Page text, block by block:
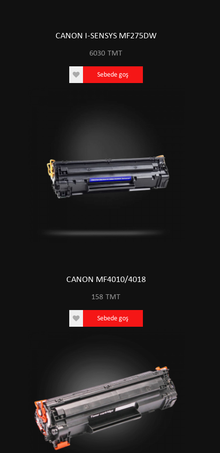
CANON I-SENSYS MF275DW
6030 TMT
Sebede goş
CANON MF4010/4018
158 TMT
Sebede goş